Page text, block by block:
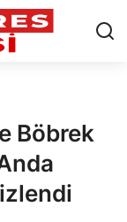
Böbrek